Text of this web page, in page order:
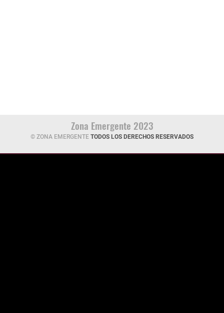
Zona Emergente 2023
© ZONA EMERGENTE TODOS LOS DERECHOS RESERVADOS